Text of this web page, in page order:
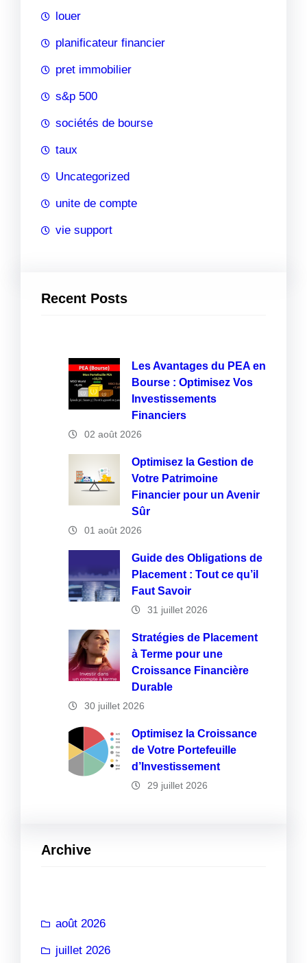
louer
planificateur financier
pret immobilier
s&p 500
sociétés de bourse
taux
Uncategorized
unite de compte
vie support
Recent Posts
Les Avantages du PEA en
Bourse : Optimisez Vos
Investissements
Financiers
02 août 2026
Optimisez la Gestion de
Votre Patrimoine
Financier pour un Avenir
Sûr
01 août 2026
Guide des Obligations de
Placement : Tout ce qu’il
Faut Savoir
31 juillet 2026
Stratégies de Placement
à Terme pour une
Croissance Financière
Durable
30 juillet 2026
Optimisez la Croissance
de Votre Portefeuille
d’Investissement
29 juillet 2026
Archive
août 2026
juillet 2026